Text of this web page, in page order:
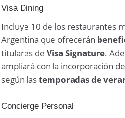
Visa Dining
Incluye 10 de los restaurantes
Argentina que ofrecerán
titulares deVisa Signature.
ampliará con la incorporación
según lastemporadas de
Concierge Personal